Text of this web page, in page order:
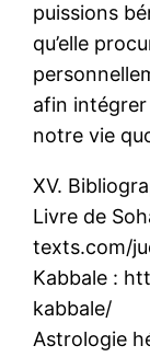
puissions
qu’elle
afin
notre vie
XV.
Livre de
texts.com/
Kabbale :
kabbale/
Astrologie